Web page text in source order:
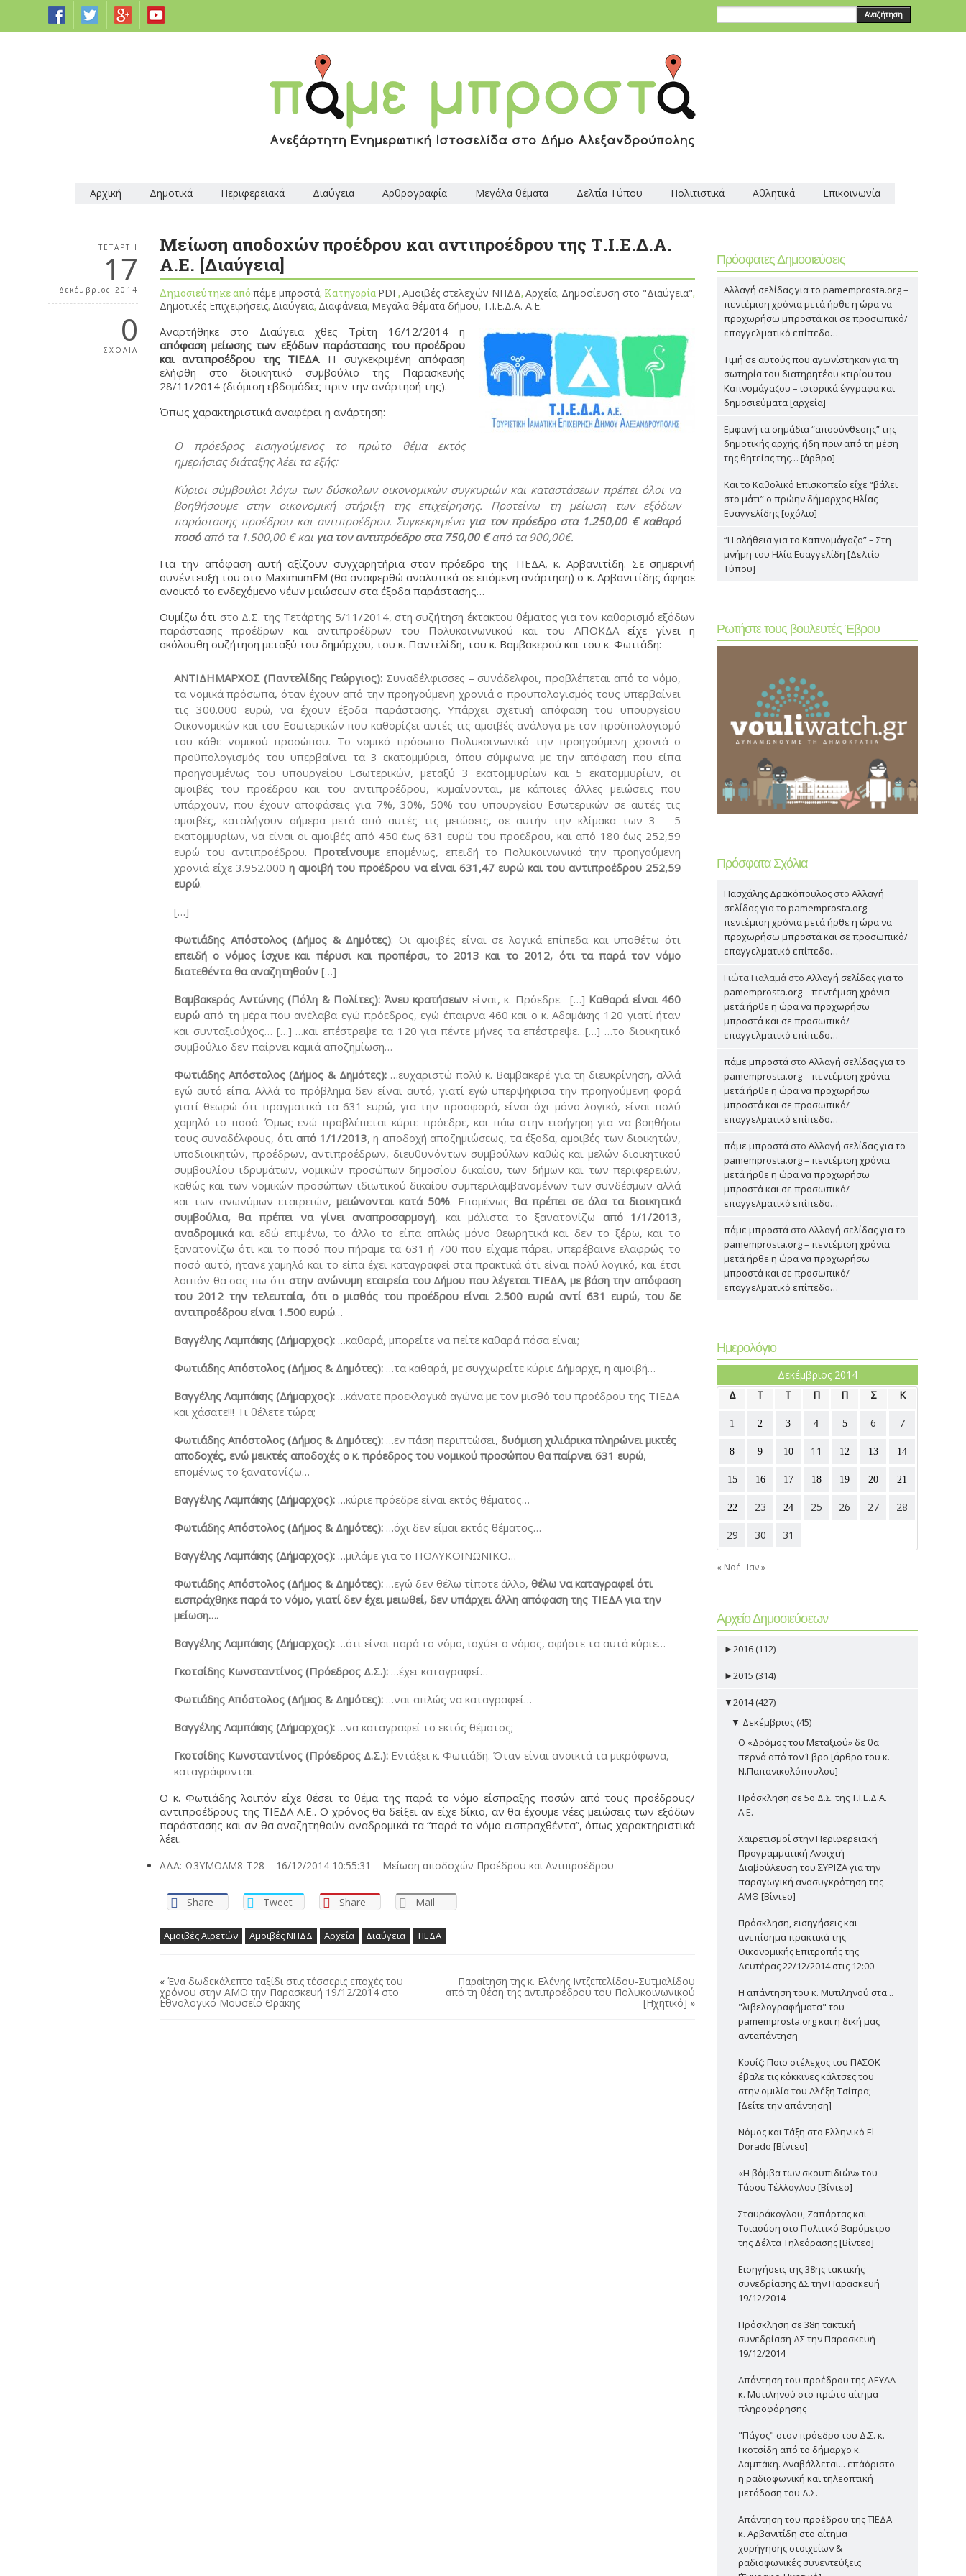
Αναζήτηση
Αρχική Δημοτικά Περιφερειακά Διαύγεια Αρθρογραφία Μεγάλα θέματα Δελτία Τύπου Πολιτιστικά Αθλητικά Επικοινωνία
ΤΕΤΆΡΤΗ
17
Δεκέμβριος 2014
0
ΣΧΟΛΙΑ
Μείωση αποδοχών προέδρου και αντιπροέδρου της Τ.Ι.Ε.Δ.Α.
Α.Ε. [Διαύγεια]
Δημοσιεύτηκε απόπάμε μπροστά, Κατηγορία PDF,Αμοιβές στελεχών ΝΠΔΔ,Αρχεία, Δημοσίευση στο "Διαύγεια",
Δημοτικές Επιχειρήσεις, Διαύγεια, Διαφάνεια, Μεγάλα θέματα δήμου, Τ.Ι.Ε.Δ.Α. Α.Ε.
Αναρτήθηκε στο Διαύγεια χθες Τρίτη 16/12/2014 η
απόφαση μείωσης των εξόδων παράστασης του προέδρου
και αντιπροέδρου της ΤΙΕΔΑ. Η συγκεκριμένη απόφαση
ελήφθη στο διοικητικό συμβούλιο της Παρασκευής
28/11/2014 (διόμιση εβδομάδες πριν την ανάρτησή της).
Όπως χαρακτηριστικά αναφέρει η ανάρτηση:
Ο πρόεδρος εισηγούμενος το πρώτο θέμα εκτός
ημερήσιας διάταξης λέει τα εξής:
Κύριοι σύμβουλοι λόγω των δύσκολων οικονομικών συγκυριών και καταστάσεων πρέπει όλοι να
βοηθήσουμε στην οικονομική στήριξη της επιχείρησης. Προτείνω τη μείωση των εξόδων
παράστασης προέδρου και αντιπροέδρου. Συγκεκριμένα για τον πρόεδρο στα 1.250,00 € καθαρό
ποσόαπό τα 1.500,00 € και για τον αντιπρόεδρο στα 750,00 €από τα 900,00€.
Για την απόφαση αυτή αξίζουν συγχαρητήρια στον πρόεδρο της ΤΙΕΔΑ, κ. Αρβανιτίδη. Σε σημερινή
συνέντευξή του στο MaximumFM (θα αναφερθώ αναλυτικά σε επόμενη ανάρτηση) ο κ. Αρβανιτίδης άφησε
ανοικτό το ενδεχόμενο νέων μειώσεων στα έξοδα παράστασης…
Θυμίζω ότι στο Δ.Σ. της Τετάρτης 5/11/2014, στη συζήτηση έκτακτου θέματος για τον καθορισμό εξόδων
παράστασης προέδρων και αντιπροέδρων του Πολυκοινωνικού και του ΑΠΟΚΔΑείχε γίνει η
ακόλουθη συζήτηση μεταξύ του δημάρχου, του κ. Παντελίδη, του κ. Βαμβακερού και του κ. Φωτιάδη:
ΑΝΤΙΔΗΜΑΡΧΟΣ (Παντελίδης Γεώργιος): Συναδέλφισσες – συνάδελφοι, προβλέπεται από το νόμο,
τα νομικά πρόσωπα, όταν έχουν από την προηγούμενη χρονιά ο προϋπολογισμός τους υπερβαίνει
τις 300.000 ευρώ, να έχουν έξοδα παράστασης. Υπάρχει σχετική απόφαση του υπουργείου
Οικονομικών και του Εσωτερικών που καθορίζει αυτές τις αμοιβές ανάλογα με τον προϋπολογισμό
του κάθε νομικού προσώπου. Το νομικό πρόσωπο Πολυκοινωνικό την προηγούμενη χρονιά ο
προϋπολογισμός του υπερβαίνει τα 3 εκατομμύρια, όπου σύμφωνα με την απόφαση που είπα
προηγουμένως του υπουργείου Εσωτερικών, μεταξύ 3 εκατομμυρίων και 5 εκατομμυρίων, οι
αμοιβές του προέδρου και του αντιπροέδρου, κυμαίνονται, με κάποιες άλλες μειώσεις που
υπάρχουν, που έχουν αποφάσεις για 7%, 30%, 50% του υπουργείου Εσωτερικών σε αυτές τις
αμοιβές, καταλήγουν σήμερα μετά από αυτές τις μειώσεις, σε αυτήν την κλίμακα των 3 – 5
εκατομμυρίων, να είναι οι αμοιβές από 450 έως 631 ευρώ του προέδρου, και από 180 έως 252,59
ευρώ του αντιπροέδρου. Προτείνουμεεπομένως, επειδή το Πολυκοινωνικό την προηγούμενη
χρονιά είχε 3.952.000η αμοιβή του προέδρου να είναι 631,47 ευρώ και του αντιπροέδρου 252,59
ευρώ.
[…]
Φωτιάδης Απόστολος (Δήμος & Δημότες): Οι αμοιβές είναι σε λογικά επίπεδα και υποθέτω ότι
επειδή ο νόμος ίσχυε και πέρυσι και προπέρσι, το 2013 και το 2012, ότι τα παρά τον νόμο
διατεθέντα θα αναζητηθούν[…]
Βαμβακερός Αντώνης (Πόλη & Πολίτες): Άνευ κρατήσεων είναι, κ. Πρόεδρε. […] Καθαρά είναι 460
ευρώ από τη μέρα που ανέλαβα εγώ πρόεδρος, εγώ έπαιρνα 460 και ο κ. Αδαμάκης 120 γιατί ήταν
και συνταξιούχος… […] …και επέστρεψε τα 120 για πέντε μήνες τα επέστρεψε…[…] …το διοικητικό
συμβούλιο δεν παίρνει καμιά αποζημίωση…
Φωτιάδης Απόστολος (Δήμος & Δημότες):…ευχαριστώ πολύ κ. Βαμβακερέ για τη διευκρίνηση, αλλά
εγώ αυτό είπα. Αλλά το πρόβλημα δεν είναι αυτό, γιατί εγώ υπερψήφισα την προηγούμενη φορά
γιατί θεωρώ ότι πραγματικά τα 631 ευρώ, για την προσφορά, είναι όχι μόνο λογικό, είναι πολύ
χαμηλό το ποσό. Όμως ενώ προβλέπεται κύριε πρόεδρε, και πάω στην εισήγηση για να βοηθήσω
τους συναδέλφους, ότιαπό 1/1/2013, η αποδοχή αποζημιώσεως, τα έξοδα, αμοιβές των διοικητών,
υποδιοικητών, προέδρων, αντιπροέδρων, διευθυνόντων συμβούλων καθώς και μελών διοικητικού
συμβουλίου ιδρυμάτων, νομικών προσώπων δημοσίου δικαίου, των δήμων και των περιφερειών,
καθώς και των νομικών προσώπων ιδιωτικού δικαίου συμπεριλαμβανομένων των συνδέσμων αλλά
και των ανωνύμων εταιρειών,μειώνονται κατά 50%. Επομένως θα πρέπει σε όλα τα διοικητικά
συμβούλια, θα πρέπει να γίνει αναπροσαρμογή, και μάλιστα το ξανατονίζω από 1/1/2013,
αναδρομικάκαι εδώ επιμένω, το άλλο το είπα απλώς μόνο θεωρητικά και δεν το ξέρω, και το
ξανατονίζω ότι και το ποσό που πήραμε τα 631 ή 700 που είχαμε πάρει, υπερέβαινε ελαφρώς το
ποσό αυτό, ήτανε χαμηλό και το είπα έχει καταγραφεί στα πρακτικά ότι είναι πολύ λογικό, και έτσι
λοιπόν θα σας πω ότιστην ανώνυμη εταιρεία του Δήμου που λέγεται ΤΙΕΔΑ, με βάση την απόφαση
του 2012 την τελευταία, ότι ο μισθός του προέδρου είναι 2.500 ευρώ αντί 631 ευρώ, του δε
αντιπροέδρου είναι 1.500 ευρώ…
Βαγγέλης Λαμπάκης (Δήμαρχος): …καθαρά, μπορείτε να πείτε καθαρά πόσα είναι;
Φωτιάδης Απόστολος (Δήμος & Δημότες): …τα καθαρά, με συγχωρείτε κύριε Δήμαρχε, η αμοιβή…
Βαγγέλης Λαμπάκης (Δήμαρχος): …κάνατε προεκλογικό αγώνα με τον μισθό του προέδρου της ΤΙΕΔΑ
και χάσατε!!! Τι θέλετε τώρα;
Φωτιάδης Απόστολος (Δήμος & Δημότες): …εν πάση περιπτώσει,δυόμιση χιλιάρικα πληρώνει μικτές
αποδοχές, ενώ μεικτές αποδοχές ο κ. πρόεδρος του νομικού προσώπου θα παίρνει 631 ευρώ,
επομένως το ξανατονίζω…
Βαγγέλης Λαμπάκης (Δήμαρχος): …κύριε πρόεδρε είναι εκτός θέματος…
Φωτιάδης Απόστολος (Δήμος & Δημότες): …όχι δεν είμαι εκτός θέματος…
Βαγγέλης Λαμπάκης (Δήμαρχος): …μιλάμε για το ΠΟΛΥΚΟΙΝΩΝΙΚΟ…
Φωτιάδης Απόστολος (Δήμος & Δημότες): …εγώ δεν θέλω τίποτε άλλο,θέλω να καταγραφεί ότι
εισπράχθηκε παρά το νόμο, γιατί δεν έχει μειωθεί, δεν υπάρχει άλλη απόφαση της ΤΙΕΔΑ για την
μείωση….
Βαγγέλης Λαμπάκης (Δήμαρχος): …ότι είναι παρά το νόμο, ισχύει ο νόμος, αφήστε τα αυτά κύριε…
Γκοτσίδης Κωνσταντίνος (Πρόεδρος Δ.Σ.): …έχει καταγραφεί…
Φωτιάδης Απόστολος (Δήμος & Δημότες): …ναι απλώς να καταγραφεί…
Βαγγέλης Λαμπάκης (Δήμαρχος): …να καταγραφεί το εκτός θέματος;
Γκοτσίδης Κωνσταντίνος (Πρόεδρος Δ.Σ.): Εντάξει κ. Φωτιάδη. Όταν είναι ανοικτά τα μικρόφωνα,
καταγράφονται.
Ο κ. Φωτιάδης λοιπόν είχε θέσει το θέμα της παρά το νόμο είσπραξης ποσών από τους προέδρους/
αντιπροέδρους της ΤΙΕΔΑ Α.Ε.. Ο χρόνος θα δείξει αν είχε δίκιο, αν θα έχουμε νέες μειώσεις των εξόδων
παράστασης και αν θα αναζητηθούν αναδρομικά τα “παρά το νόμο εισπραχθέντα”, όπως χαρακτηριστικά
λέει.
ΑΔΑ: Ω3ΥΜΟΛΜ8-Τ28 – 16/12/2014 10:55:31 – Μείωση αποδοχών Προέδρου και Αντιπροέδρου
Share Tweet Share Mail
Αμοιβές Αιρετών Αμοιβές ΝΠΔΔ Αρχεία Διαύγεια ΤΙΕΔΑ
«Ένα δωδεκάλεπτο ταξίδι στις τέσσερις εποχές του
χρόνου στην ΑΜΘ την Παρασκευή 19/12/2014 στο
Εθνολογικό Μουσείο Θράκης
Παραίτηση της κ. Ελένης Ιντζεπελίδου-Συτμαλίδου
από τη θέση της αντιπροέδρου του Πολυκοινωνικού
[Ηχητικό] »
Πρόσφατες Δημοσιεύσεις
Αλλαγή σελίδας για το pamemprosta.org –
πεντέμιση χρόνια μετά ήρθε η ώρα να
προχωρήσω μπροστά και σε προσωπικό/
επαγγελματικό επίπεδο…
Τιμή σε αυτούς που αγωνίστηκαν για τη
σωτηρία του διατηρητέου κτιρίου του
Καπνομάγαζου – ιστορικά έγγραφα και
δημοσιεύματα [αρχεία]
Εμφανή τα σημάδια “αποσύνθεσης” της
δημοτικής αρχής, ήδη πριν από τη μέση
της θητείας της… [άρθρο]
Και το Καθολικό Επισκοπείο είχε “βάλει
στο μάτι” ο πρώην δήμαρχος Ηλίας
Ευαγγελίδης [σχόλιο]
“Η αλήθεια για το Καπνομάγαζο” – Στη
μνήμη του Ηλία Ευαγγελίδη [Δελτίο
Τύπου]
Ρωτήστε τους βουλευτές Έβρου
Πρόσφατα Σχόλια
Πασχάλης Δρακόπουλος στο Αλλαγή
σελίδας για το pamemprosta.org –
πεντέμιση χρόνια μετά ήρθε η ώρα να
προχωρήσω μπροστά και σε προσωπικό/
επαγγελματικό επίπεδο…
Γιώτα Γιαλαμά στο Αλλαγή σελίδας για το
pamemprosta.org – πεντέμιση χρόνια
μετά ήρθε η ώρα να προχωρήσω
μπροστά και σε προσωπικό/
επαγγελματικό επίπεδο…
πάμε μπροστά στο Αλλαγή σελίδας για το
pamemprosta.org – πεντέμιση χρόνια
μετά ήρθε η ώρα να προχωρήσω
μπροστά και σε προσωπικό/
επαγγελματικό επίπεδο…
πάμε μπροστά στο Αλλαγή σελίδας για το
pamemprosta.org – πεντέμιση χρόνια
μετά ήρθε η ώρα να προχωρήσω
μπροστά και σε προσωπικό/
επαγγελματικό επίπεδο…
πάμε μπροστά στο Αλλαγή σελίδας για το
pamemprosta.org – πεντέμιση χρόνια
μετά ήρθε η ώρα να προχωρήσω
μπροστά και σε προσωπικό/
επαγγελματικό επίπεδο…
Ημερολόγιο
Δεκέμβριος 2014
Δ
Τ Τ Π Π Σ Κ
1 2 3 4 5 6 7
8 9 10 11 12 13 14
15 16 17 18 19 20 21
22 23 24 25 26 27 28
29 30 31
« Νοέ Ιαν »
Αρχείο Δημοσιεύσεων
►2016 (112)
►2015 (314)
▼2014 (427)
▼ Δεκέμβριος (45)
Ο «Δρόμος του Μεταξιού» δε θα
περνά από τον Έβρο [άρθρο του κ.
Ν.Παπανικολόπουλου]
Πρόσκληση σε 5ο Δ.Σ. της Τ.Ι.Ε.Δ.Α.
Α.Ε.
Χαιρετισμοί στην Περιφερειακή
Προγραμματική Ανοιχτή
Διαβούλευση του ΣΥΡΙΖΑ για την
παραγωγική ανασυγκρότηση της
ΑΜΘ [Βίντεο]
Πρόσκληση, εισηγήσεις και
ανεπίσημα πρακτικά της
Οικονομικής Επιτροπής της
Δευτέρας 22/12/2014 στις 12:00
Η απάντηση του κ. Μυτιληνού στα...
"λιβελογραφήματα" του
pamemprosta.org και η δική μας
ανταπάντηση
Κουίζ: Ποιο στέλεχος του ΠΑΣΟΚ
έβαλε τις κόκκινες κάλτσες του
στην ομιλία του Αλέξη Τσίπρα;
[Δείτε την απάντηση]
Νόμος και Τάξη στο Ελληνικό El
Dorado [Βίντεο]
«Η βόμβα των σκουπιδιών» του
Τάσου Τέλλογλου [Βίντεο]
Σταυράκογλου, Ζαπάρτας και
Τσιαούση στο Πολιτικό Βαρόμετρο
της Δέλτα Τηλεόρασης [Βίντεο]
Εισηγήσεις της 38ης τακτικής
συνεδρίασης ΔΣ την Παρασκευή
19/12/2014
Πρόσκληση σε 38η τακτική
συνεδρίαση ΔΣ την Παρασκευή
19/12/2014
Απάντηση του προέδρου της ΔΕΥΑΑ
κ. Μυτιληνού στο πρώτο αίτημα
πληροφόρησης
"Πάγος" στον πρόεδρο του Δ.Σ. κ.
Γκοτσίδη από το δήμαρχο κ.
Λαμπάκη. Αναβάλλεται... επ΄αόριστο
η ραδιοφωνική και τηλεοπτική
μετάδοση του Δ.Σ.
Απάντηση του προέδρου της ΤΙΕΔΑ
κ. Αρβανιτίδη στο αίτημα
χορήγησης στοιχείων &
ραδιοφωνικές συνεντεύξεις